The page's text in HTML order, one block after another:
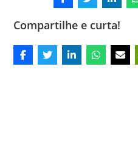
Compartilhe e curta!